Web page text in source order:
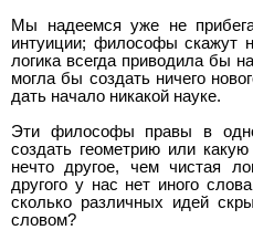
Мы надеемся уже не
интуиции; философы скажут
логика всегда приводила бы
могла бы создать ничего
дать начало никакой науке.
Эти философы правы в
создать геометрию или
нечто другое, чем чистая
другого у нас нет иного
сколько различных идей
словом?